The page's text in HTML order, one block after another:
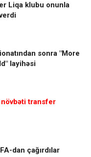
Liqa klubu onunla
sonra "More
layihəsi
transfer
dan çağırdılar